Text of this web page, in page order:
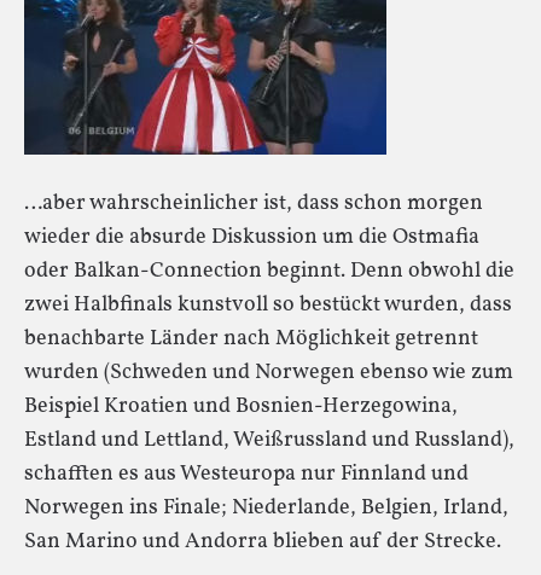
…aber wahrscheinlicher ist, dass schon morgen
wieder die absurde Diskussion um die Ostmafia
oder Balkan-Connection beginnt. Denn obwohl die
zwei Halbfinals kunstvoll so bestückt wurden, dass
benachbarte Länder nach Möglichkeit getrennt
wurden (Schweden und Norwegen ebenso wie zum
Beispiel Kroatien und Bosnien-Herzegowina,
Estland und Lettland, Weißrussland und Russland),
schafften es aus Westeuropa nur Finnland und
Norwegen ins Finale; Niederlande, Belgien, Irland,
San Marino und Andorra blieben auf der Strecke.